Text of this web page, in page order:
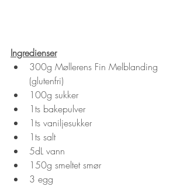
Ingredienser
300g Møllerens Fin Melblanding
(glutenfri)
100g sukker
1ts bakepulver
1ts vaniljesukker
1ts salt
5dL vann
150g smeltet smør
3 egg